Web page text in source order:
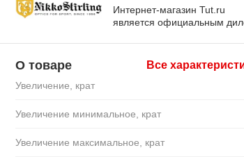
Интернет-магазин Tut.ru
является официальным
О товаре Все
Увеличение, крат
Увеличение минимальное, крат
Увеличение максимальное, крат